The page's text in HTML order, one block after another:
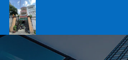
qua
nội